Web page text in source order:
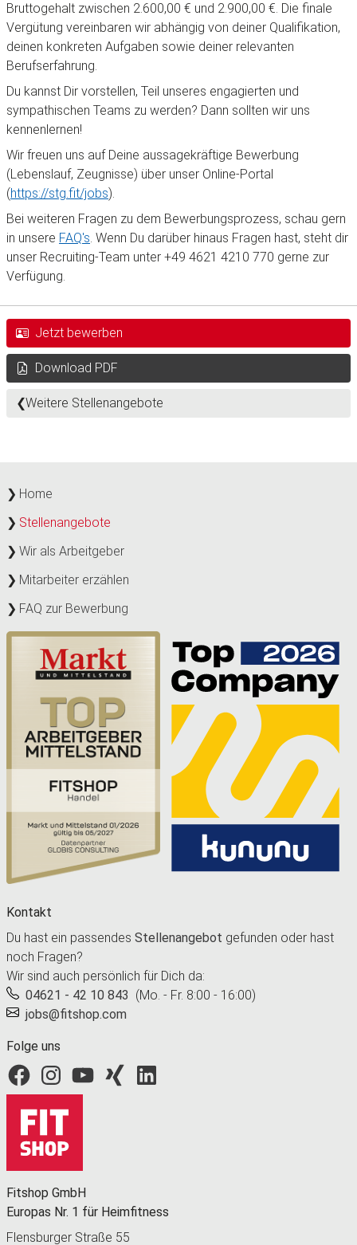
Bruttogehalt zwischen 2.600,00 € und 2.900,00 €. Die finale
Vergütung vereinbaren wir abhängig von deiner Qualifikation,
deinen konkreten Aufgaben sowie deiner relevanten
Berufserfahrung.
Du kannst Dir vorstellen, Teil unseres engagierten und
sympathischen Teams zu werden? Dann sollten wir uns
kennenlernen!
Wir freuen uns auf Deine aussagekräftige Bewerbung
(Lebenslauf, Zeugnisse) über unser Online-Portal
(https://stg.fit/jobs).
Bei weiteren Fragen zu dem Bewerbungsprozess, schau gern
in unsere FAQ's. Wenn Du darüber hinaus Fragen hast, steht dir
unser Recruiting-Team unter +49 4621 4210 770 gerne zur
Verfügung.
Weitere Stellenangebote
Download PDF
Jetzt bewerben
Home
Stellenangebote
Wir als Arbeitgeber
Mitarbeiter erzählen
FAQ zur Bewerbung
Kontakt
Du hast ein passendes Stellenangebot gefunden oder hast
noch Fragen?
Wir sind auch persönlich für Dich da:
04621 - 42 10 843 (Mo. - Fr. 8:00 - 16:00)
jobs@fitshop.com
Folge uns
Fitshop bei YouTube
Fitshop GmbH
Europas Nr. 1 für Heimfitness
Flensburger Straße 55